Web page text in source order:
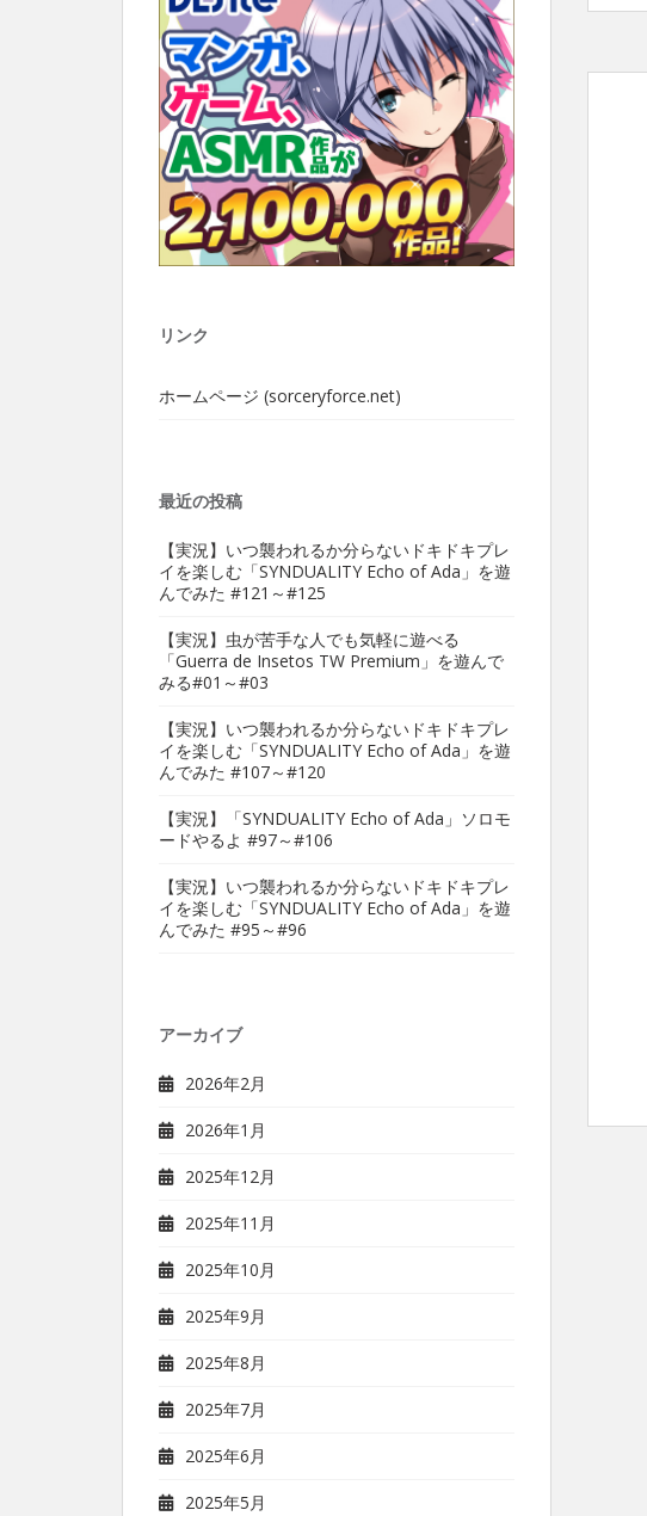
リンク
ホームページ (sorceryforce.net)
最近の投稿
【実況】いつ襲われるか分らないドキドキプレ
イを楽しむ「SYNDUALITY Echo of Ada」を遊
んでみた #121～#125
【実況】虫が苦手な人でも気軽に遊べる
「Guerra de Insetos TW Premium」を遊んで
みる#01～#03
【実況】いつ襲われるか分らないドキドキプレ
イを楽しむ「SYNDUALITY Echo of Ada」を遊
んでみた #107～#120
【実況】「SYNDUALITY Echo of Ada」ソロモ
ードやるよ #97～#106
【実況】いつ襲われるか分らないドキドキプレ
イを楽しむ「SYNDUALITY Echo of Ada」を遊
んでみた #95～#96
アーカイブ
2026年2月
2026年1月
2025年12月
2025年11月
2025年10月
2025年9月
2025年8月
2025年7月
2025年6月
2025年5月